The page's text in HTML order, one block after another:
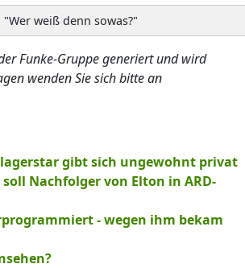
"Wer weiß denn sowas?"
Funke-Gruppe generiert und wird
wenden Sie sich bitte an
gibt sich ungewohnt privat
Nachfolger von Elton in ARD-
- wegen ihm bekam